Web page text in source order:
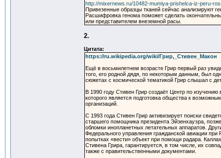
http://mixernews.ru/10482-mumiya-prishelca-iz-peru-
Привезенные образцы тканей сейчас анализируют
Расшифровка генома поможет сделать
или представителем внеземной расы.
2.
Цитата:
https://ru.wikipedia.org/wiki/Грир,_Стивен_Макон
Ещё в восьмилетнем возрасте Грир первый раз
того, его родной дядя, по некоторым данным, был
сюжетах с космической тематикой Грир слышал с
В 1990 году Стивен Грир создаёт Центр по
которого является подготовка общества к
организаций.
С 1993 года Стивен Грир активизирует поиски
старшего помощника президента Эйзенхауэра,
обломки инопланетных летательных аппаратов.
Федерального управления гражданской авиации
попытках «вести» объект при помощи радара.
Стивена Грира, гарантируется, в том числе, их
также с правительственными документами.